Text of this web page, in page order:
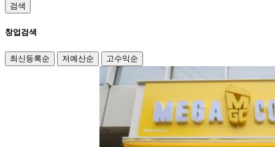
검색
창업검색
최신등록순 저예산순 고수익순